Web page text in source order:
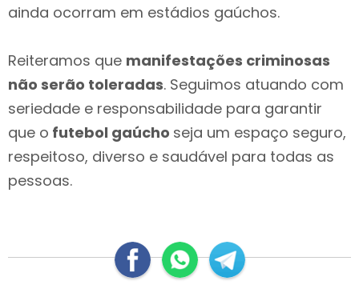
ainda ocorram em estádios gaúchos.
Reiteramos que manifestações criminosas
não serão toleradas. Seguimos atuando com
seriedade e responsabilidade para garantir
que o futebol gaúcho seja um espaço seguro,
respeitoso, diverso e saudável para todas as
pessoas.